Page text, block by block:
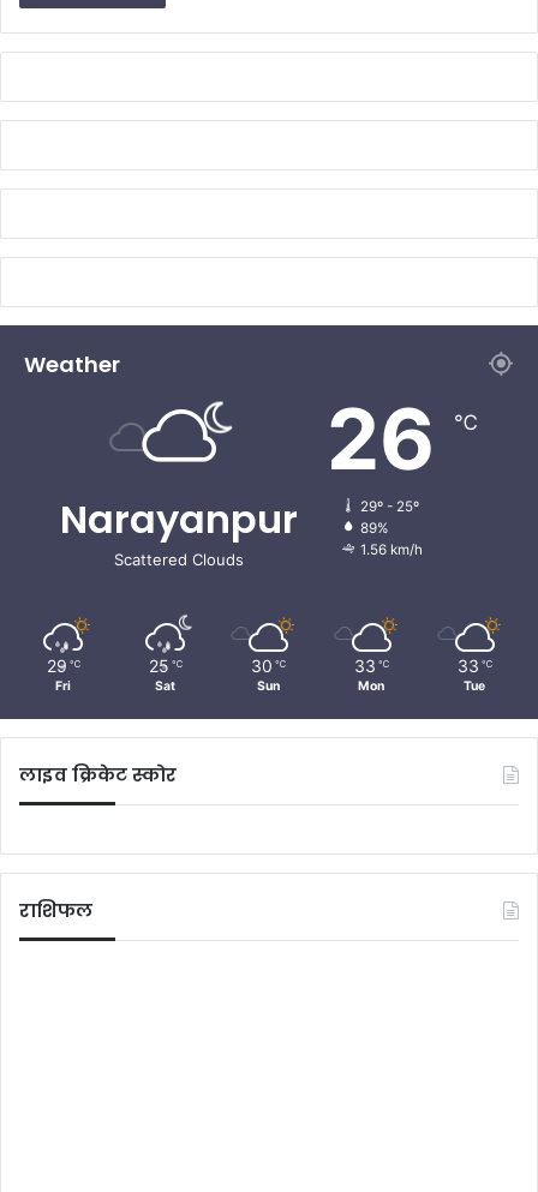
Weather
Narayanpur
Scattered Clouds
26 ℃
29º - 25º
89%
1.56 km/h
29 ℃
Fri
25 ℃
Sat
30 ℃
Sun
33 ℃
Mon
33 ℃
Tue
लाइव क्रिकेट स्कोर
राशिफल